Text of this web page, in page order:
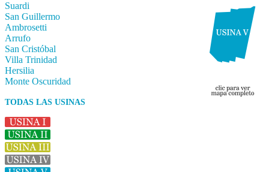
Suardi
San Guillermo
Ambrosetti
Arrufo
San Cristóbal
Villa Trinidad
Hersilia
Monte Oscuridad
TODAS LAS USINAS